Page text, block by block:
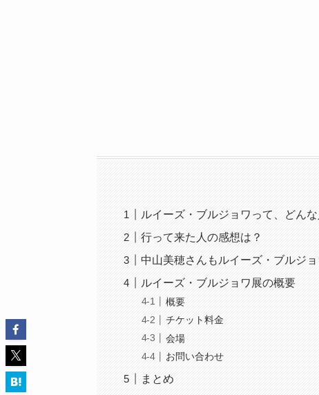
ルイーズ・ブルジョワって、どんな
行って来た人の感想は？
中山美穂さんもルイーズ・ブルジ
ルイーズ・ブルジョワ展の概要
概要
チケット料金
会場
お問い合わせ
まとめ